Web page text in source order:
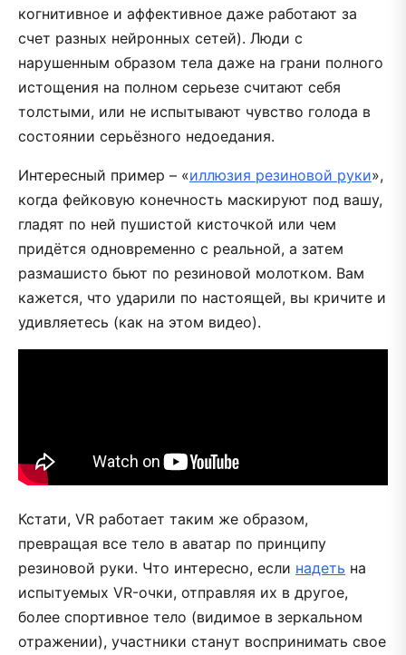
когнитивное и аффективное даже работают за
счет разных нейронных сетей). Люди с
нарушенным образом тела даже на грани полного
истощения на полном серьезе считают себя
толстыми, или не испытывают чувство голода в
состоянии серьёзного недоедания.
Интересный пример – «иллюзия резиновой руки»,
когда фейковую конечность маскируют под вашу,
гладят по ней пушистой кисточкой или чем
придётся одновременно с реальной, а затем
размашисто бьют по резиновой молотком. Вам
кажется, что ударили по настоящей, вы кричите и
удивляетесь (как на этом видео).
Кстати, VR работает таким же образом,
превращая все тело в аватар по принципу
резиновой руки. Что интересно, если надеть на
испытуемых VR-очки, отправляя их в другое,
более спортивное тело (видимое в зеркальном
отражении), участники станут воспринимать свое